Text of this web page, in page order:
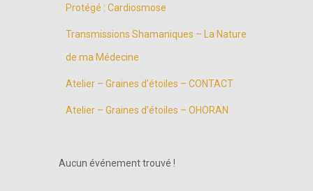
Protégé : Cardiosmose
Transmissions Shamaniques – La Nature
de ma Médecine
Atelier – Graines d’étoiles – CONTACT
Atelier – Graines d’étoiles – OHORAN
Aucun événement trouvé !